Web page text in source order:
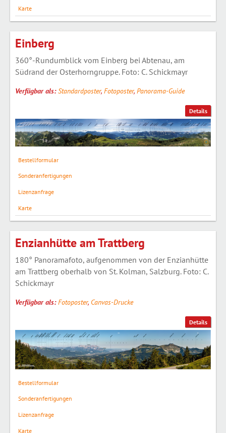
Karte
Details
Einberg
360°-Rundumblick vom Einberg bei Abtenau, am
Südrand der Osterhorngruppe. Foto: C. Schickmayr
Verfügbar als:Standardposter, Fotoposter, Panorama-Guide
Bestellformular
Sonderanfertigungen
Lizenzanfrage
Karte
Details
Enzianhütte am Trattberg
180° Panoramafoto, aufgenommen von der Enzianhütte
am Trattberg oberhalb von St. Kolman, Salzburg. Foto: C.
Schickmayr
Verfügbar als:Fotoposter, Canvas-Drucke
Bestellformular
Sonderanfertigungen
Lizenzanfrage
Karte